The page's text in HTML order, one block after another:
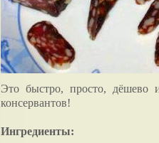
Это быстро, просто, дёшево
консервантов!
Ингредиенты: